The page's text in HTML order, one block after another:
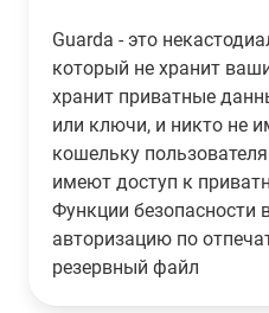
Guarda - это
который не хранит
хранит приватные
или ключи, и никто не
кошельку
имеют доступ к
Функции безопасности
авторизацию по
резервный файл